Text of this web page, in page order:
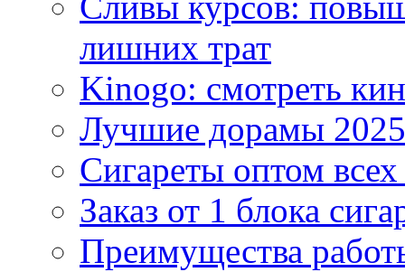
лишних трат
Kinogo: смотреть
Лучшие дорамы
Сигареты оптом
Заказ от 1 блока
Преимущества